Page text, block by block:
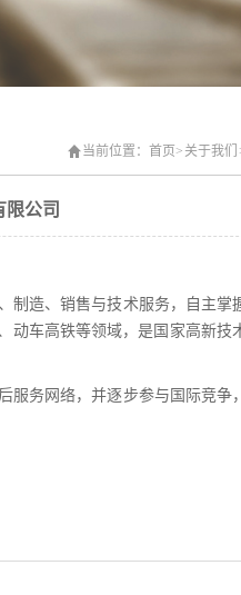
当前位置： 首页 > 关于我们
限公司
制造、销售与技术服务，自主掌
动车高铁等领域，是国家高新技
服务网络，并逐步参与国际竞争